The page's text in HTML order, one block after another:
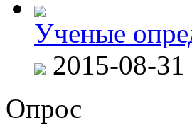
Ученые
2015-08-31
Опрос